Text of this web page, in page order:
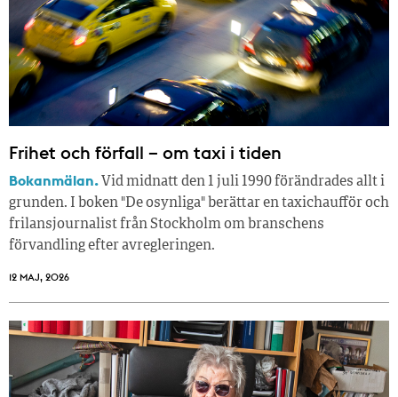
Frihet och förfall – om taxi i tiden
Bokanmälan. Vid midnatt den 1 juli 1990 förändrades allt i
grunden. I boken "De osynliga" berättar en taxichaufför och
frilansjournalist från Stockholm om branschens
förvandling efter avregleringen.
12 MAJ, 2026